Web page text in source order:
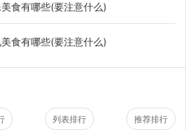
食有哪些(要注意什么)
食有哪些(要注意什么)
列表排行 推荐排行